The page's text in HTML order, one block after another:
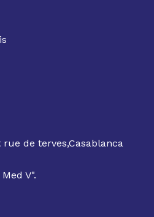
de terves,Casablanca
V".